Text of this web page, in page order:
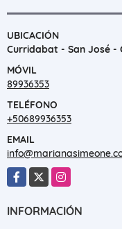
UBICACIÓN
Curridabat - San José -
MÓVIL
89936353
TELÉFONO
+50689936353
EMAIL
Facebook
X Instagram
INFORMACIÓN